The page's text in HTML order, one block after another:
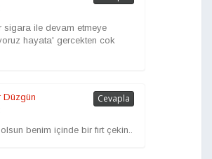
sigara ile devam etmeye
hayata' gercekten cok
Düzgün
Cevapla
benim içinde bir fırt çekin..